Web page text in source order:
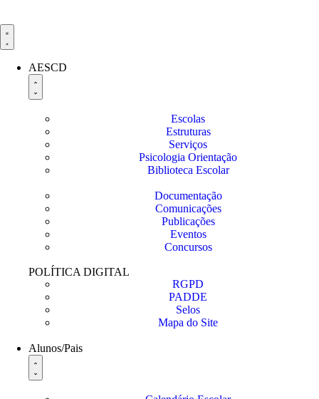
AESCD
Escolas
Estruturas
Serviços
Psicologia Orientação
Biblioteca Escolar
Documentação
Comunicações
Publicações
Eventos
Concursos
POLÍTICA DIGITAL
RGPD
PADDE
Selos
Mapa do Site
Alunos/Pais